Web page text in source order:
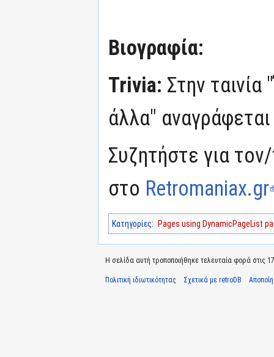
Βιογραφία:
Trivia: Στην
άλλα"
Συζητήστε για
στο Retromaniax.gr
Κατηγορίες: Pages using DynamicPageList
Η σελίδα αυτή τροποποιήθηκε τελευταία φορά στις
Πολιτική ιδιωτικότητας Σχετικά με retroDB